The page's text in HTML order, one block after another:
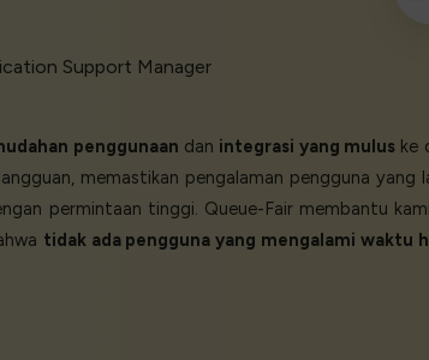
Support Manager
penggunaan dan integrasi yang muluske
memastikan pengalaman pengguna yang
permintaan tinggi. Queue-Fair membantu kami
tidak ada pengguna yang mengalami waktu